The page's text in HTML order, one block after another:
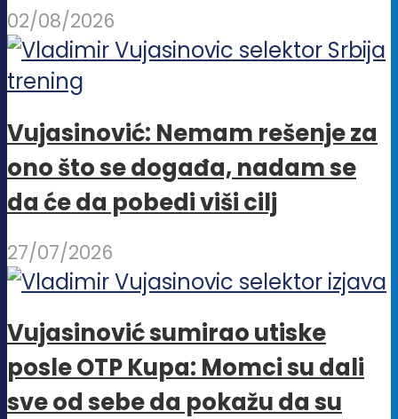
02/08/2026
Vujasinović: Nemam rešenje za
ono što se događa, nadam se
da će da pobedi viši cilj
27/07/2026
Vujasinović sumirao utiske
posle OTP Kupa: Momci su dali
sve od sebe da pokažu da su